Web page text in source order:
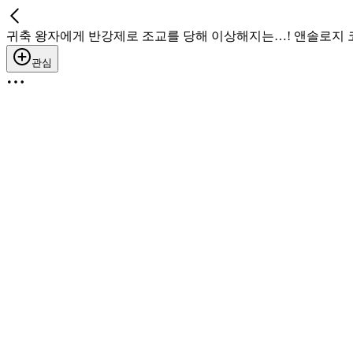
귀축 왕자에게 반강제로 조교를 당해 이상해지는…! 앤솔로지
관심